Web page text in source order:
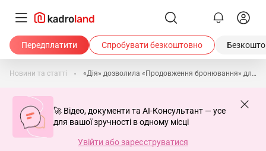
Передплатити Спробувати безкоштовно
Новини та статті «Дія» дозволила «Продовження бронювання» для нових категорій працівників
🚀 Відео, документи та AI-Консультант — усе
для вашої зручності в одному місці
Увійти або зареєструватися